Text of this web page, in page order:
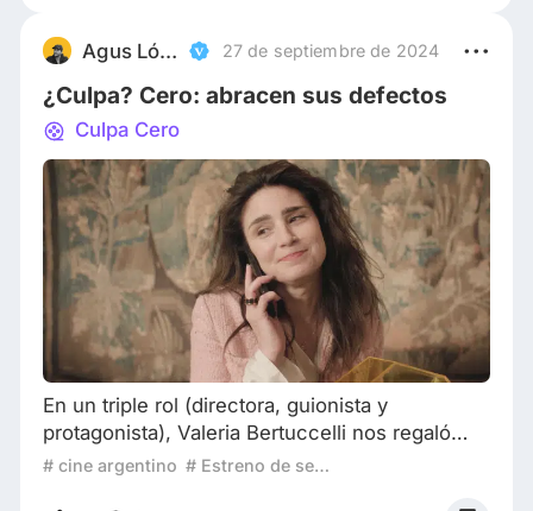
esa relación se transforma, y a la vez se repite,
con el correr de los años. Desde su comienz
Agus López | RedApple 27 de septiembre de 2024
¿Culpa? Cero: abracen sus defectos
Culpa Cero
En un triple rol (directora, guionista y
protagonista), Valeria Bertuccelli nos regaló
con Culpa Cero una tragicomedia muy
# cine argentino # Estreno de septiembre